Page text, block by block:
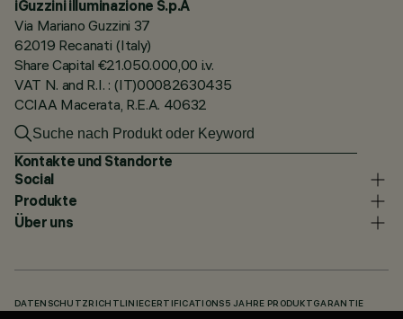
iGuzzini illuminazione S.p.A
Via Mariano Guzzini 37
62019 Recanati (Italy)
Share Capital €21.050.000,00 i.v.
VAT N. and R.I. : (IT)00082630435
CCIAA Macerata, R.E.A. 40632
Kontakte und Standorte
Social
Produkte
Über uns
DATENSCHUTZRICHTLINIECERTIFICATIONS 5 JAHRE PRODUKTGARANTIE